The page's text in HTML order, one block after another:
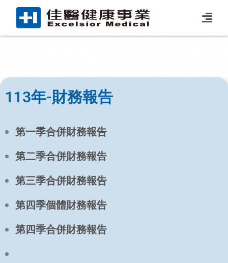
113年-財務報告
第一季合併財務報告
第二季合併財務報告
第三季合併財務報告
第四季個體財務報告
第四季合併財務報告